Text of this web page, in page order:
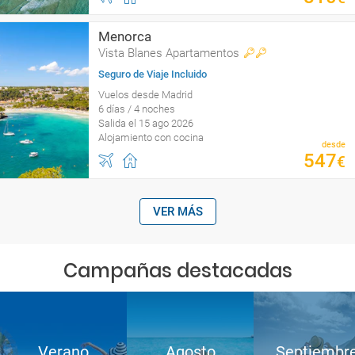
Menorca
Vista Blanes Apartamentos
Seguro de Viaje Incluido
Vuelos desde Madrid
6 días / 4 noches
Salida el 15 ago 2026
Alojamiento con cocina
desde
547€
VER MÁS
Campañas destacadas